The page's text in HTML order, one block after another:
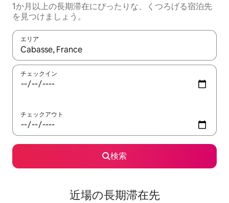
1か月以上の長期滞在にぴったりな、くつろげる宿泊先
を見つけましょう。
エリア
検索結果が表示されたら、上下の矢印キーを使って移動するか
チェックイン
チェックアウト
検索
近場の長期滞在先